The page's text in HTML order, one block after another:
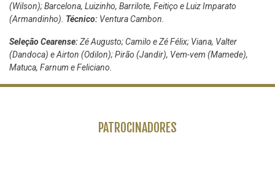
(Wilson); Barcelona, Luizinho, Barrilote, Feitiço e Luiz Imparato
(Armandinho). Técnico: Ventura Cambon.
Seleção Cearense:Zé Augusto; Camilo e Zé Félix; Viana, Valter
(Dandoca) e Airton (Odilon); Pirão (Jandir), Vem-vem (Mamede),
Matuca, Farnum e Feliciano.
PATROCINADORES